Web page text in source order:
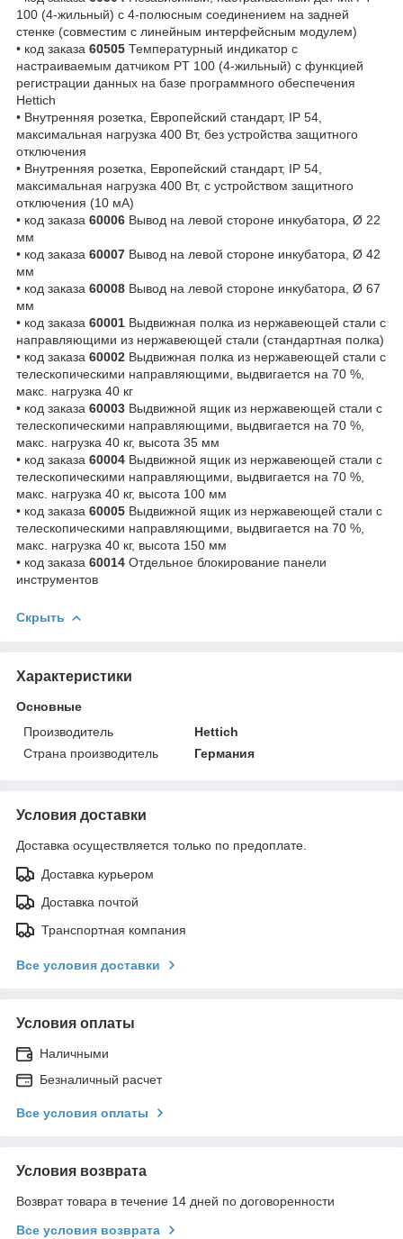
100 (4-жильный) с 4-полюсным соединением на задней
стенке (совместим с линейным интерфейсным модулем)
• код заказа 60505 Температурный индикатор с
настраиваемым датчиком PT 100 (4-жильный) с функцией
регистрации данных на базе программного обеспечения
Hettich
• Внутренняя розетка, Европейский стандарт, IP 54,
максимальная нагрузка 400 Вт, без устройства защитного
отключения
• Внутренняя розетка, Европейский стандарт, IP 54,
максимальная нагрузка 400 Вт, с устройством защитного
отключения (10 мА)
• код заказа 60006 Вывод на левой стороне инкубатора, Ø 22
мм
• код заказа 60007 Вывод на левой стороне инкубатора, Ø 42
мм
• код заказа 60008 Вывод на левой стороне инкубатора, Ø 67
мм
• код заказа 60001 Выдвижная полка из нержавеющей стали с
направляющими из нержавеющей стали (стандартная полка)
• код заказа 60002 Выдвижная полка из нержавеющей стали с
телескопическими направляющими, выдвигается на 70 %,
макс. нагрузка 40 кг
• код заказа 60003 Выдвижной ящик из нержавеющей стали с
телескопическими направляющими, выдвигается на 70 %,
макс. нагрузка 40 кг, высота 35 мм
• код заказа 60004 Выдвижной ящик из нержавеющей стали с
телескопическими направляющими, выдвигается на 70 %,
макс. нагрузка 40 кг, высота 100 мм
• код заказа 60005 Выдвижной ящик из нержавеющей стали с
телескопическими направляющими, выдвигается на 70 %,
макс. нагрузка 40 кг, высота 150 мм
• код заказа 60014 Отдельное блокирование панели
инструментов
Скрыть
Характеристики
Основные
Производитель
Hettich
Страна производитель
Германия
Условия доставки
Доставка осуществляется только по предоплате.
Доставка курьером
Доставка почтой
Транспортная компания
Все условия доставки
Условия оплаты
Наличными
Безналичный расчет
Все условия оплаты
Условия возврата
Возврат товара в течение 14 дней по договоренности
Все условия возврата